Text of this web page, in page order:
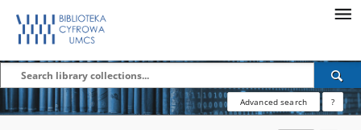
Advanced search ?